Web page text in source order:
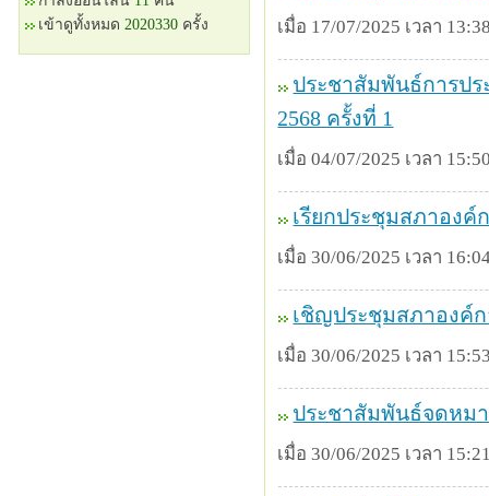
เข้าดูทั้งหมด2020330 ครั้ง เมื่อ 17/07/2025 เวลา
ประชาสัมพันธ์การป
2568 ครั้งที่ 1
เมื่อ 04/07/2025 เวลา
เรียกประชุมสภาองค์
เมื่อ 30/06/2025 เวลา
เชิญประชุมสภาองค์
เมื่อ 30/06/2025 เวลา
ประชาสัมพันธ์จดหม
เมื่อ 30/06/2025 เวลา